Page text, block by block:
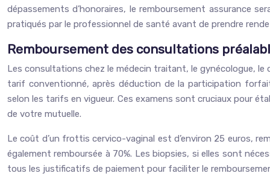
dépassements d’honoraires, le remboursement assurance
pratiqués par le professionnel de santé avant de prendre
Remboursement des consultations
Les consultations chez le médecin traitant, le gynécologue, le
tarif conventionné, après déduction de la participation
selon les tarifs en vigueur. Ces examens sont cruciaux pour
de votre mutuelle.
Le coût d’un frottis cervico-vaginal est d’environ 25 euros,
également remboursée à 70%. Les biopsies, si elles sont
tous les justificatifs de paiement pour faciliter le